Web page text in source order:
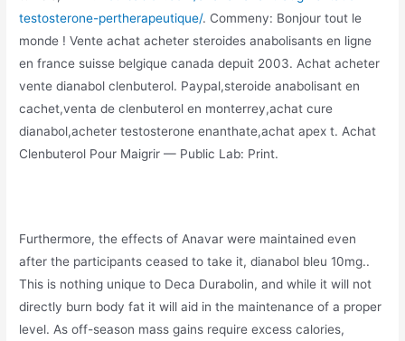
testosterone-pertherapeutique/. Commeny: Bonjour tout le
monde ! Vente achat acheter steroides anabolisants en ligne
en france suisse belgique canada depuit 2003. Achat acheter
vente dianabol clenbuterol. Paypal,steroide anabolisant en
cachet,venta de clenbuterol en monterrey,achat cure
dianabol,acheter testosterone enanthate,achat apex t. Achat
Clenbuterol Pour Maigrir — Public Lab: Print.
Furthermore, the effects of Anavar were maintained even
after the participants ceased to take it, dianabol bleu 10mg..
This is nothing unique to Deca Durabolin, and while it will not
directly burn body fat it will aid in the maintenance of a proper
level. As off-season mass gains require excess calories,